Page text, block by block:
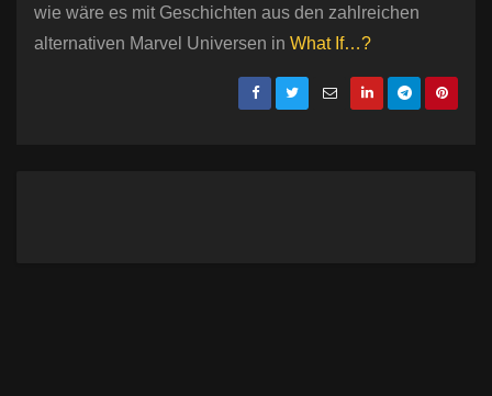
wie wäre es mit Geschichten aus den zahlreichen
alternativen Marvel Universen in What If…?